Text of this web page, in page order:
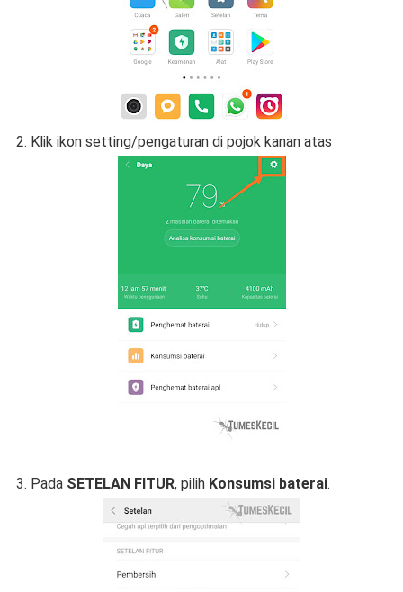
2. Klik ikon setting/pengaturan di pojok kanan atas
3. Pada SETELAN FITUR, pilih Konsumsi baterai.